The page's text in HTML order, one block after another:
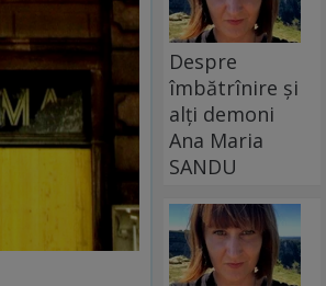
Despre
îmbătrînire și
alți demoni
Ana Maria
SANDU